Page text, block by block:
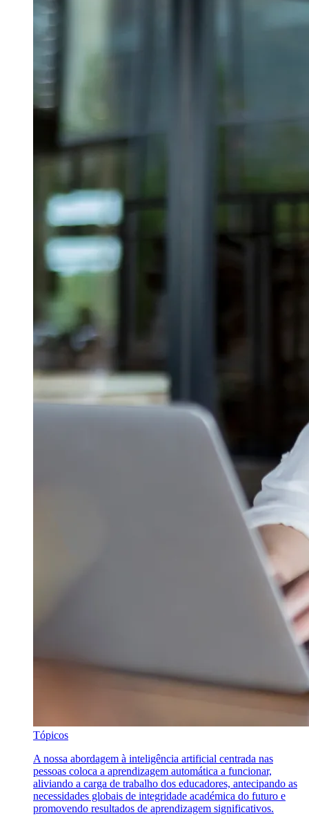
Tópicos
A nossa abordagem à inteligência artificial centrada nas
pessoas coloca a aprendizagem automática a funcionar,
aliviando a carga de trabalho dos educadores, antecipando as
necessidades globais de integridade académica do futuro e
promovendo resultados de aprendizagem significativos.